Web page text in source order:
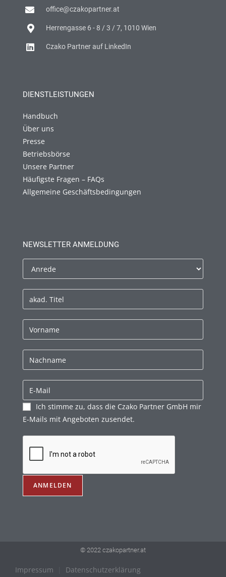
office@czakopartner.at
Herrengasse 6 - 8 / 3 / 7, 1010 Wien
Czako Partner auf LinkedIn
DIENSTLEISTUNGEN
Handbuch
Über uns
Presse
Betriebsbörse
Unsere Partner
Häufigste Fragen – FAQs
Allgemeine Geschäftsbedingungen
NEWSLETTER ANMELDUNG
Ich stimme zu, dass die Czako Partner GmbH mir
E-Mails mit Angeboten zusendet.
© 2022 czakopartner.at
Impressum Datenschutzerklärung